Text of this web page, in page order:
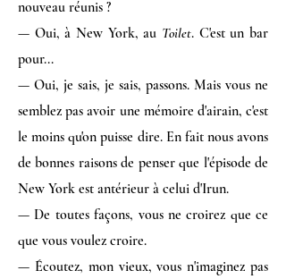
nouveau réunis ?
— Oui, à New York, au Toilet. C'est un bar
pour...
— Oui, je sais, je sais, passons. Mais vous ne
semblez pas avoir une mémoire d'airain, c'est
le moins qu'on puisse dire. En fait nous avons
de bonnes raisons de penser que l'épisode de
New York est antérieur à celui d'Irun.
— De toutes façons, vous ne croirez que ce
que vous voulez croire.
— Écoutez, mon vieux, vous n'imaginez pas